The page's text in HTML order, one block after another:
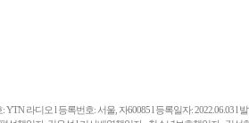
라디오 l 등록번호: 서울, 자60085 l 등록일자: 2022.06.03 l 발